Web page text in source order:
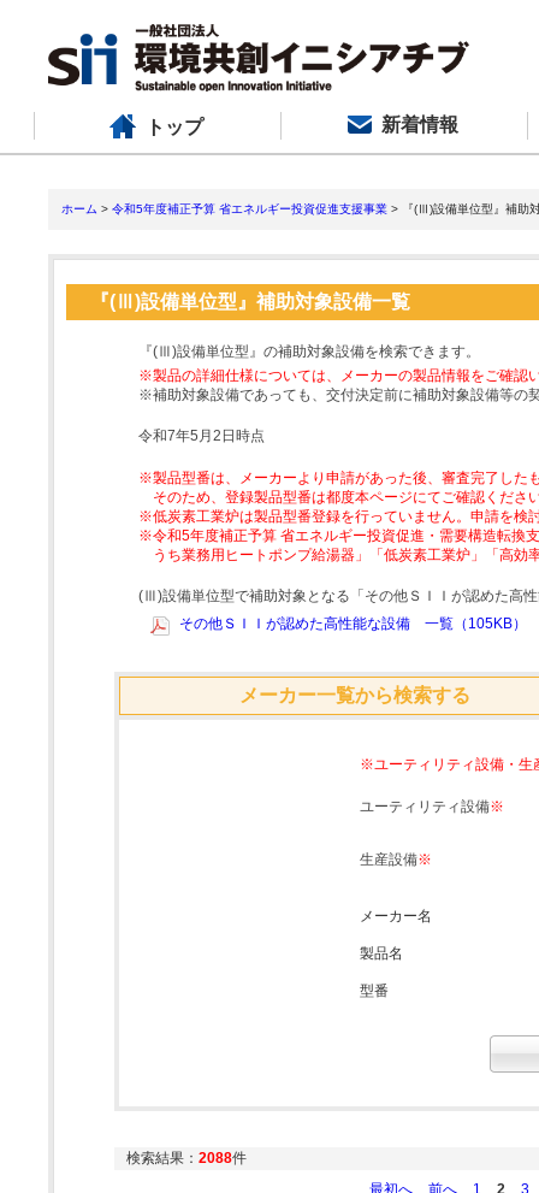
トップ 新着情報
ホーム > 令和5年度補正予算 省エネルギー投資促進支援事業 > 『(Ⅲ)設備単位型』補助
『(Ⅲ)設備単位型』補助対象設備一覧
『(Ⅲ)設備単位型』の補助対象設備を検索できます。
※製品の詳細仕様については、メーカーの製品情報をご確認
※補助対象設備であっても、交付決定前に補助対象設備等の
令和7年5月2日時点
※製品型番は、メーカーより申請があった後、審査完了した
そのため、登録製品型番は都度本ページにてご確認くださ
※低炭素工業炉は製品型番登録を行っていません。申請を検
※令和5年度補正予算 省エネルギー投資促進・需要構造転換
うち業務用ヒートポンプ給湯器」「低炭素工業炉」「高
(Ⅲ)設備単位型で補助対象となる「その他ＳＩＩが認めた高
その他ＳＩＩが認めた高性能な設備 一覧（105KB）
メーカー一覧から検索する
※ユーティリティ設備・生
ユーティリティ設備※
生産設備※
メーカー名
製品名
型番
検索結果： 2088件
最初へ
前へ 1 2 3